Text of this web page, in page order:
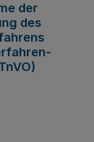
der
des